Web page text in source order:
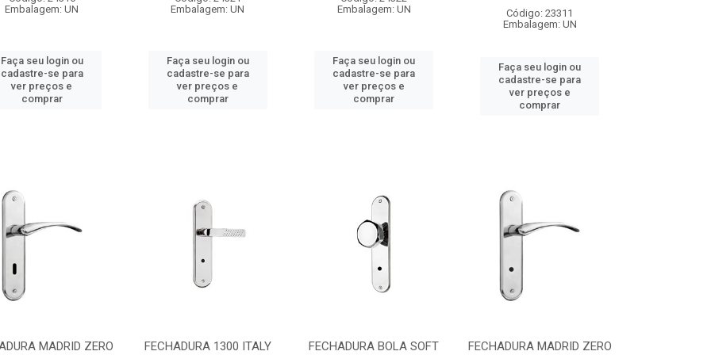
Embalagem: UN
Faça seu login ou
cadastre-se para
ver preços e
comprar
Embalagem: UN
Faça seu login ou
cadastre-se para
ver preços e
comprar
Embalagem: UN
Faça seu login ou
cadastre-se para
ver preços e
comprar
Código: 23311
Embalagem: UN
Faça seu login ou
cadastre-se para
ver preços e
comprar
MADRID ZERO
FECHADURA 1300 ITALY
FECHADURA BOLA SOFT
FECHADURA MADRID ZERO